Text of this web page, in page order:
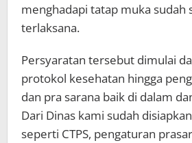
menghadapi tatap muka sudah
terlaksana.
Persyaratan tersebut dimulai
protokol kesehatan hingga
dan pra sarana baik di dalam
Dari Dinas kami sudah
seperti CTPS, pengaturan